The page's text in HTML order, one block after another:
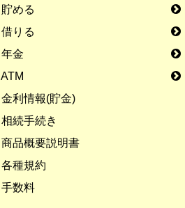
貯める
借りる
年金
ATM
金利情報(貯金)
相続手続き
商品概要説明書
各種規約
手数料